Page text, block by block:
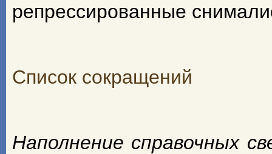
репрессированные
Список сокращений
Наполнение справочных